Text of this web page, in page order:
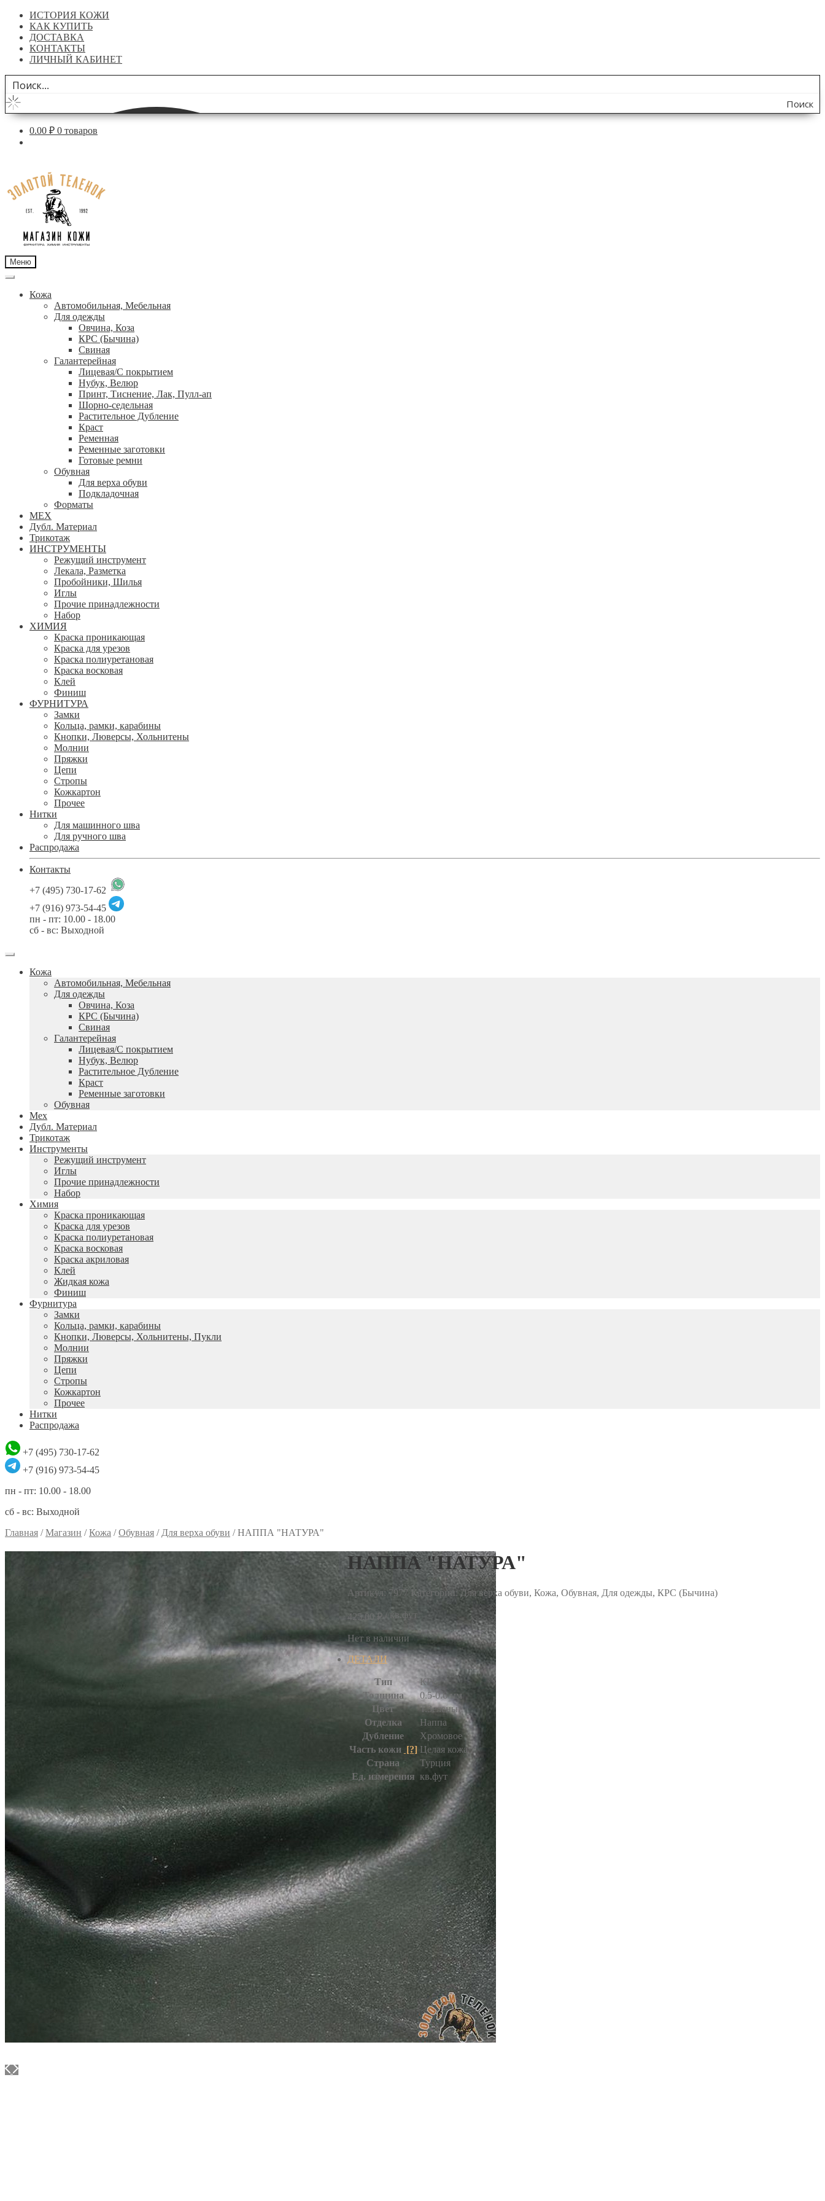
ИСТОРИЯ КОЖИ
КАК КУПИТЬ
ДОСТАВКА
КОНТАКТЫ
ЛИЧНЫЙ КАБИНЕТ
Поиск
по
0.00 ₽ 0 товаров
навигации
содержимому
Меню
Кожа
Автомобильная, Мебельная
Для одежды
Овчина, Коза
КРС (Бычина)
Свиная
Галантерейная
Лицевая/С покрытием
Нубук, Велюр
Принт, Тиснение, Лак, Пулл-ап
Шорно-седельная
Растительное Дубление
Краст
Ременная
Ременные заготовки
Готовые ремни
Обувная
Для верха обуви
Подкладочная
Форматы
МЕХ
Дубл. Материал
Трикотаж
ИНСТРУМЕНТЫ
Режущий инструмент
Лекала, Разметка
Пробойники, Шилья
Иглы
Прочие принадлежности
Набор
ХИМИЯ
Краска проникающая
Краска для урезов
Краска полиуретановая
Краска восковая
Клей
Финиш
ФУРНИТУРА
Замки
Кольца, рамки, карабины
Кнопки, Люверсы, Хольнитены
Молнии
Пряжки
Цепи
Стропы
Кожкартон
Прочее
Нитки
Для машинного шва
Для ручного шва
Распродажа
Контакты
+7 (495) 730-17-62
+7 (916) 973-54-45
пн - пт: 10.00 - 18.00
сб - вс: Выходной
Кожа
Автомобильная, Мебельная
Для одежды
Овчина, Коза
КРС (Бычина)
Свиная
Галантерейная
Лицевая/С покрытием
Нубук, Велюр
Растительное Дубление
Краст
Ременные заготовки
Обувная
Мех
Дубл. Материал
Трикотаж
Инструменты
Режущий инструмент
Иглы
Прочие принадлежности
Набор
Химия
Краска проникающая
Краска для урезов
Краска полиуретановая
Краска восковая
Краска акриловая
Клей
Жидкая кожа
Финиш
Фурнитура
Замки
Кольца, рамки, карабины
Кнопки, Люверсы, Хольнитены, Пукли
Молнии
Пряжки
Цепи
Стропы
Кожкартон
Прочее
Нитки
Распродажа
+7 (495) 730-17-62
+7 (916) 973-54-45
пн - пт: 10.00 - 18.00
сб - вс: Выходной
Главная /Магазин /Кожа /Обувная / Для верха обуви /НАППА "НАТУРА"
НАППА "НАТУРА"
Артикул: 7977 Категории: Для верха обуви, Кожа, Обувная, Для одежды, КРС (Бычина)
425.00 ₽/ кв.фут
Нет в наличии
ДЕТАЛИ
Тип
КРС
Толщина
0.5-0.6 мм
Цвет
Т.Зеленый
Отделка
Наппа
Дубление
Хромовое
Часть кожи [?] Целая кожа
Страна
Турция
Ед. измерения кв.фут
АППРЕТУРА ДЛЯ КОЖИ